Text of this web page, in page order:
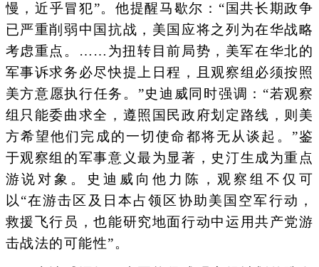
慢，近乎冒犯”。他提醒马歇尔：“国共长期政争
已严重削弱中国抗战，美国应将之列为在华战略
考虑重点。……为扭转目前局势，美军在华北的
军事诉求务必尽快提上日程，且观察组必须按照
美方意愿执行任务。”史迪威同时强调：“若观察
组只能委曲求全，遵照国民政府划定路线，则美
方希望他们完成的一切使命都将无从谈起。”鉴
于观察组的军事意义最为显著，史汀生成为重点
游说对象。史迪威向他力陈，观察组不仅可
以“在游击区及日本占领区协助美国空军行动，
救援飞行员，也能研究地面行动中运用共产党游
击战法的可能性”。